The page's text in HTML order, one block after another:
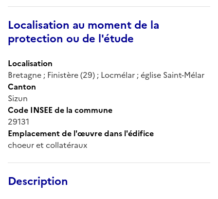
Localisation au moment de la
protection ou de l'étude
Localisation
Bretagne ; Finistère (29) ; Locmélar ; église Saint-Mélar
Canton
Sizun
Code INSEE de la commune
29131
Emplacement de l'œuvre dans l'édifice
choeur et collatéraux
Description